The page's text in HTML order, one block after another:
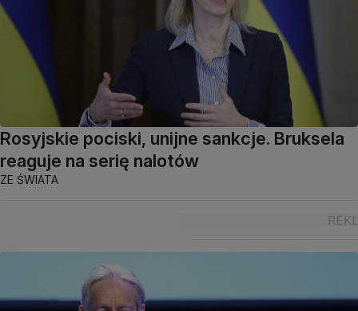
Rosyjskie pociski, unijne sankcje. Bruksela
reaguje na serię nalotów
ZE ŚWIATA